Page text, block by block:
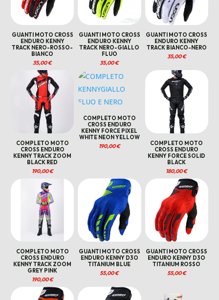
GUANTI MOTO CROSS
ENDURO KENNY
TRACK NERO-ROSSO-
BIANCO
35,00€
GUANTI MOTO CROSS
ENDURO KENNY
TRACK NERO-GIALLO
FLUO
35,00€
GUANTI MOTO CROSS
ENDURO KENNY
TRACK BIANCO-NERO
35,00€
COMPLETO MOTO
CROSS ENDURO
KENNY TRACK ZOOM
BLACK RED
190,00€
COMPLETO MOTO
CROSS ENDURO
KENNY FORCE PIXEL
WHITE NEON YELLOW
190,00€
COMPLETO MOTO
CROSS ENDURO
KENNY FORCE SOLID
BLACK
180,00€
COMPLETO MOTO
CROSS ENDURO
KENNY TRACK ZOOM
GREY PINK
190,00€
GUANTI MOTO CROSS
ENDURO KENNY D3O
TITANIUM BLUE
55,00€
GUANTI MOTO CROSS
ENDURO KENNY D3O
TITANIUM ROSSO
55,00€